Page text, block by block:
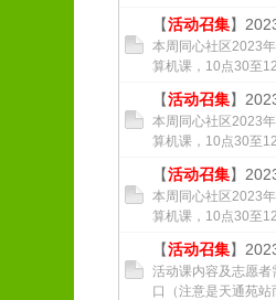
【活动召集】
本周同心社区2023
算机课，10点30至
【活动召集】
本周同心社区2023
算机课，10点30至
【活动召集】
本周同心社区2023
算机课，10点30至
【活动召集】
活动课内容及志愿者
口（注意是天通苑